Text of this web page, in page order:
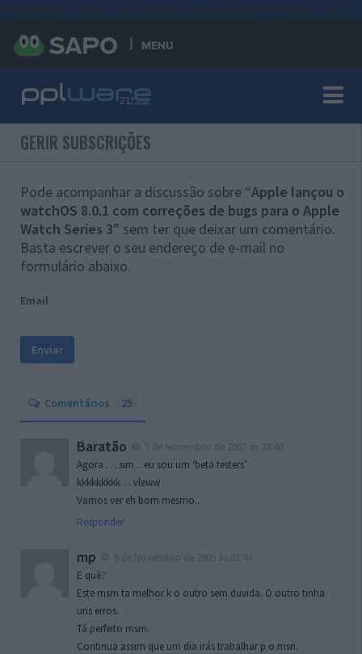
MENU
GERIR SUBSCRIÇÕES
Pode acompanhar a discussão sobre “Apple lançou o
watchOS 8.0.1 com correções de bugs para o Apple
Watch Series 3” sem ter que deixar um comentário.
Basta escrever o seu endereço de e-mail no
formulário abaixo.
Email
Comentários 25
Baratão
Agora … sim .. eu sou um ‘beta testers’
kkkkkkkkk… vleww
Vamos ver eh bom mesmo..
Responder
mp
E quê?
Este msm ta melhor k o outro sem duvida. O outro tinha
uns erros.
Tá perfeito msm.
Continua assim que um dia irás trabalhar p o msn.